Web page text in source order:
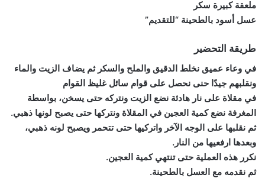
ملعقة كبيرة سكر
عسل أسود بالطحينة “للتقديم”
طريقة التحضير
في وعاء عميق نخلط الدقيق والملح والسكر ثم يضاف الزيت والماء
ونقلبهم جيدًا حنى نحصل على قوام سائل غليظ القوام
في مقلاة على نار هادئة نضع الزيت ونتركه حتى يسخن، بواسطة
المغرفة نضع كمية العجين في المقلاة ونتركها حتى يصبح لونها ذهبي.
ثم نقلبها على الوجه الآخر واتركيها حتى تتحمر ويصبح لونه ذهبي،
وبعدها ارفعيها من النار.
نكرر هذه العملية حتى تنتهي كمية العجين.
ثم نقدمه مع العسل بالطحينة.